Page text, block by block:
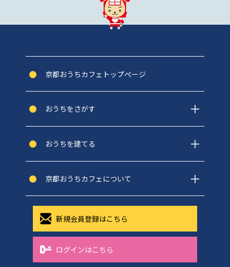
京都おうちカフェトップぺージ
おうちをさがす
おうちを建てる
京都おうちカフェについて
新規会員登録はこちら
ログインはこちら